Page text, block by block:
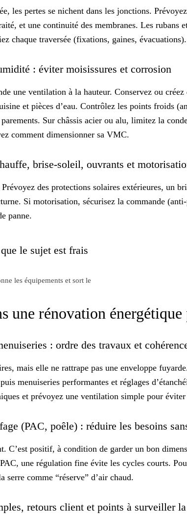
les pertes se nichent dans les jonctions.
et une continuité des membranes. Les rubans
chaque traversée (fixations, gaines, évacuations).
: éviter moisissures et corrosion
une ventilation à la hauteur. Conservez ou créez
et pièces d’eau. Contrôlez les points froids
Sur châssis acier ou alu, limitez la
comment dimensionner sa VMC.
brise-soleil, ouvrants et
des protections solaires extérieures, un
Si motorisation, sécurisez la commande
panne.
le sujet est frais
les équipements et sort le
une rénovation
: ordre des travaux et
mais elle ne rattrape pas une enveloppe
menuiseries performantes et réglages
et prévoyez une ventilation simple pour
(PAC, poêle) : réduire les besoins
C’est positif, à condition de garder un bon
une régulation fine évite les cycles courts.
serre comme “réserve” d’air chaud.
retours client et points à surveiller